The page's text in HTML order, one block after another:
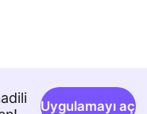
Uygulamayı aç